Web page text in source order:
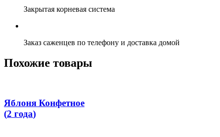
Закрытая корневая система
Заказ саженцев по телефону и доставка домой
Похожие товары
Яблоня Конфетное
(2 года)